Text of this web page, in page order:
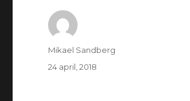
Författare
Mikael Sandberg
Postat
24 april, 2018